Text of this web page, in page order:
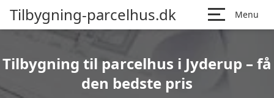
Tilbygning-parcelhus.dk Menu
Tilbygning til parcelhus i Jyderup – få
den bedste pris